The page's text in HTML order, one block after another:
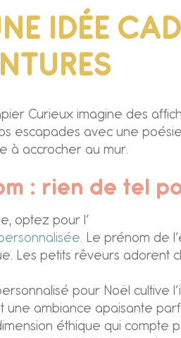
IDÉE
Curieux imagine des
escapades avec une
à accrocher au mur.
: rien de tel
optez pour l’
. Le prénom de
Les petits rêveurs adorent
pour Noël cultive
une ambiance apaisante
éthique qui compte